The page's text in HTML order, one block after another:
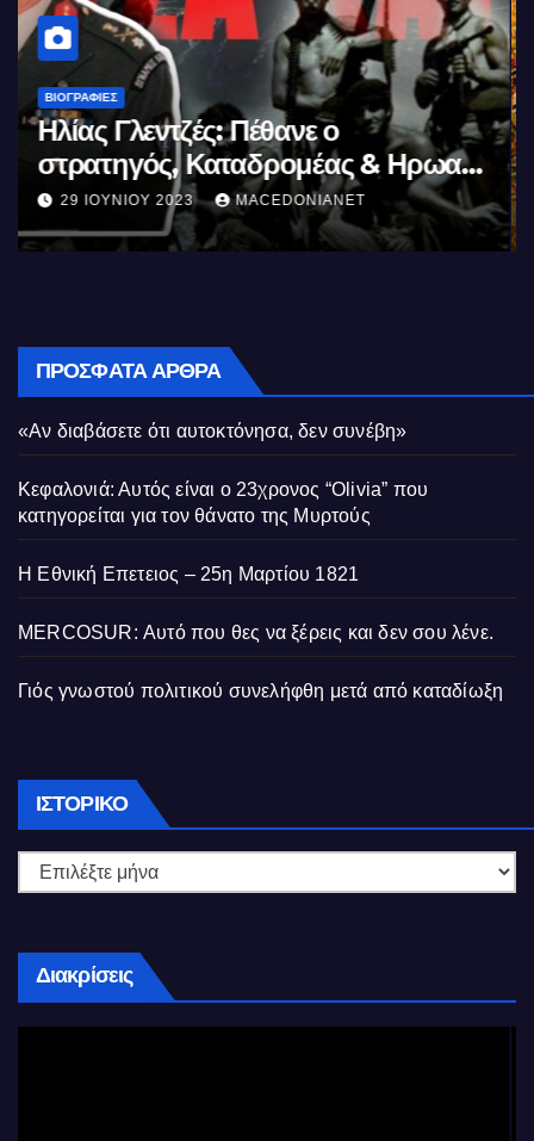
ΒΙΟΓΡΑΦΊΕΣ
Μέγας Αλέξανδρος: Ο μέγιστος των
Ελλήνων
11 ΙΟΥΝΊΟΥ 2023 MACEDONIANET
ΠΡΌΣΦΑΤΑ ΆΡΘΡΑ
«Αν διαβάσετε ότι αυτοκτόνησα, δεν συνέβη»
Κεφαλονιά: Αυτός είναι ο 23χρονος “Olivia” που
κατηγορείται για τον θάνατο της Μυρτούς
Η Εθνική Επετειος – 25η Μαρτίου 1821
MERCOSUR: Αυτό που θες να ξέρεις και δεν σου λένε.
Γιός γνωστού πολιτικού συνελήφθη μετά από καταδίωξη
ΙΣΤΟΡΙΚΌ Ιστορικό
Διακρίσεις